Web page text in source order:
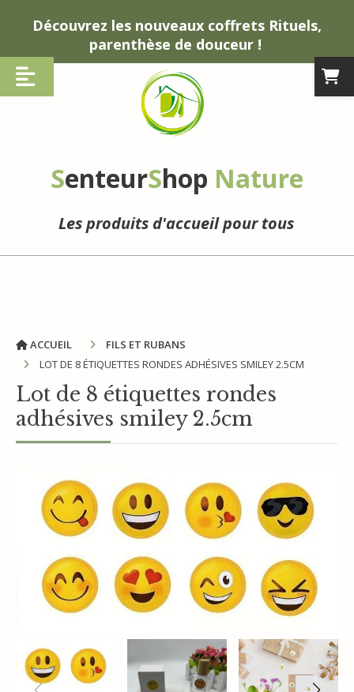
Découvrez les nouveaux coffrets Rituels,
parenthèse de douceur !
SenteurShop Nature
Les produits d'accueil pour tous
ACCUEIL
FILS ET RUBANS
LOT DE 8 ÉTIQUETTES RONDES ADHÉSIVES SMILEY 2.5CM
Lot de 8 étiquettes rondes
adhésives smiley 2.5cm